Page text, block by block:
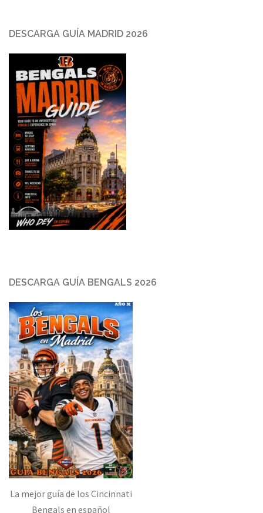
DESCARGA GUÍA MADRID 2026
DESCARGA GUÍA BENGALS 2026
La mejor guía de los Cincinnati
Bengals en español